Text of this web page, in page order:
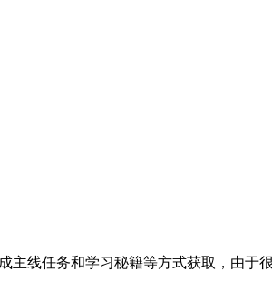
主线任务和学习秘籍等方式获取，由